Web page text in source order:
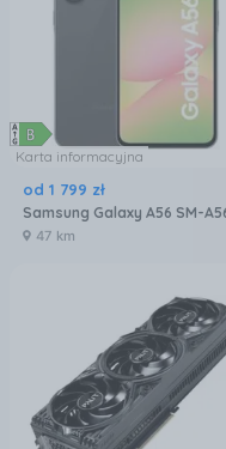
Karta informacyjna
od 1 799 zł
47 km